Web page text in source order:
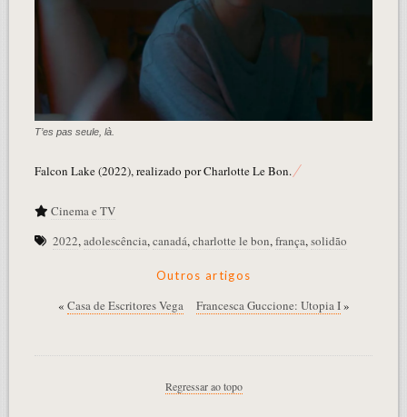
T’es pas seule, là.
Falcon Lake (2022), realizado por Charlotte Le Bon.
Cinema e TV
2022,adolescência,canadá,charlotte le bon,frança,solidão
Outros artigos
« Casa de Escritores Vega Francesca Guccione: Utopia I»
Regressar ao topo